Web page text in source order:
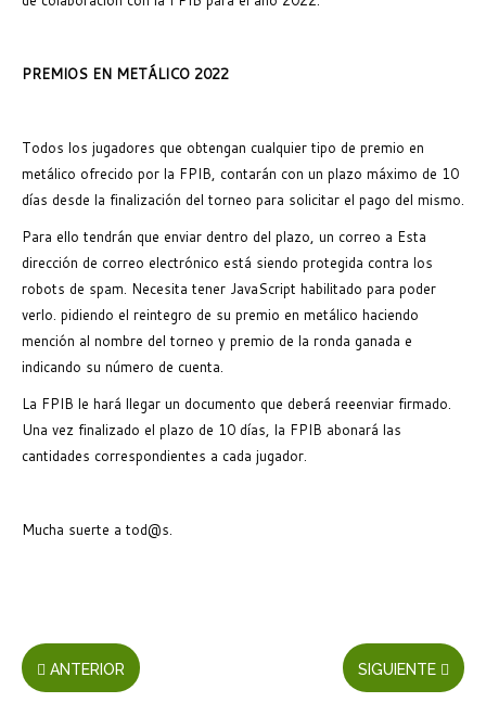
PREMIOS EN METÁLICO 2022
Todos los jugadores que obtengan cualquier tipo de premio en
metálico ofrecido por la FPIB, contarán con un plazo máximo de 10
días desde la finalización del torneo para solicitar el pago del mismo.
Para ello tendrán que enviar dentro del plazo, un correo a Esta
dirección de correo electrónico está siendo protegida contra los
robots de spam. Necesita tener JavaScript habilitado para poder
verlo. pidiendo el reintegro de su premio en metálico haciendo
mención al nombre del torneo y premio de la ronda ganada e
indicando su número de cuenta.
La FPIB le hará llegar un documento que deberá reeenviar firmado.
Una vez finalizado el plazo de 10 días, la FPIB abonará las
cantidades correspondientes a cada jugador.
Mucha suerte a tod@s.
ANTERIOR SIGUIENTE